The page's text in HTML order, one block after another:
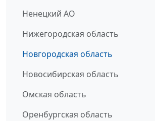
Ненецкий АО
Нижегородская область
Новгородская область
Новосибирская область
Омская область
Оренбургская область